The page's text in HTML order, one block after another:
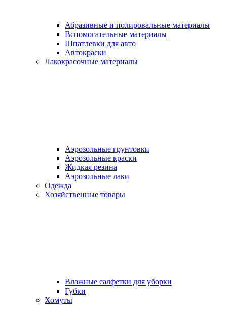
Абразивные и полировальные материалы
Вспомогательные материалы
Шпатлевки для авто
Автокраски
Лакокрасочные материалы
Аэрозольные грунтовки
Аэрозольные краски
Жидкая резина
Аэрозольные лаки
Одежда
Хозяйственные товары
Влажные салфетки для уборки
Губки
Хомуты